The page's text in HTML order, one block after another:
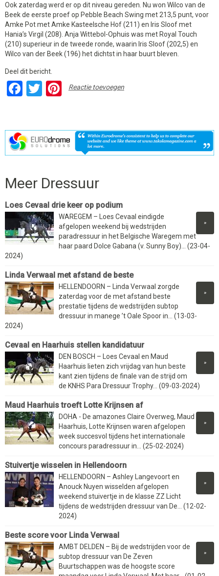
Ook zaterdag werd er op dit niveau gereden. Nu won Wilco van de
Beek de eerste proef op Pebble Beach Swing met 213,5 punt, voor
Amke Pot met Amke Kasteelsche Hof (211) en Iris Sloof met
Hania’s Virgil (208). Anja Wittebol-Ophuis was met Royal Touch
(210) superieur in de tweede ronde, waarin Iris Sloof (202,5) en
Wilco van der Beek (196) het dichtst in haar buurt bleven.
Deel dit bericht.
Facebook
TwitterPinterest
Reactie toevoegen
Meer Dressuur
Loes Cevaal drie keer op podium
»
WAREGEM – Loes Cevaal eindigde
afgelopen weekend bij wedstrijden
paradressuur in het Belgische Waregem met
haar paard Dolce Gabana (v. Sunny Boy)... (23-04-
2024)
Linda Verwaal met afstand de beste
»
HELLENDOORN – Linda Verwaal zorgde
zaterdag voor de met afstand beste
prestatie tijdens de wedstrijden subtop
dressuur in manege ’t Oale Spoor in... (13-03-
2024)
Cevaal en Haarhuis stellen kandidatuur
»
DEN BOSCH – Loes Cevaal en Maud
Haarhuis lieten zich vrijdag van hun beste
kant zien tijdens de finale van de strijd om
de KNHS Para Dressuur Trophy... (09-03-2024)
Maud Haarhuis troeft Lotte Krijnsen af
»
DOHA - De amazones Claire Overweg, Maud
Haarhuis, Lotte Krijnsen waren afgelopen
week succesvol tijdens het internationale
concours paradressuur in... (25-02-2024)
Stuivertje wisselen in Hellendoorn
»
HELLENDOORN – Ashley Langevoort en
Anouck Nuyen wisselden afgelopen
weekend stuivertje in de klasse ZZ Licht
tijdens de wedstrijden dressuur van De... (12-02-
2024)
Beste score voor Linda Verwaal
»
AMBT DELDEN – Bij de wedstrijden voor de
subtop dressuur van De Zeven
Buurtschappen was de hoogste score